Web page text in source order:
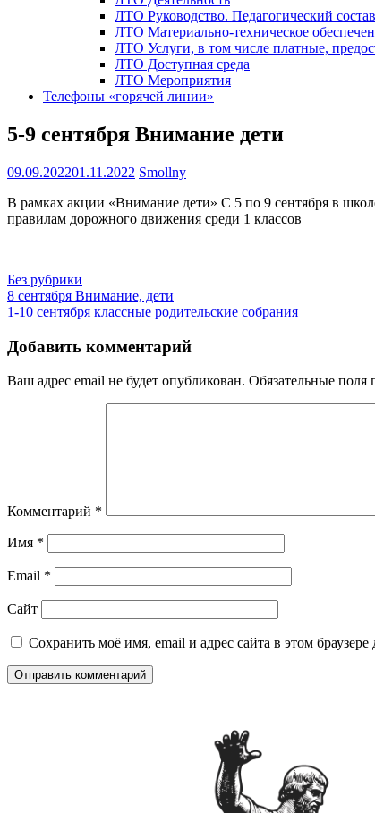
ЛТО Руководство. Педагогический состав
ЛТО Материально-техническое
ЛТО Услуги, в том числе платные,
ЛТО Доступная среда
ЛТО Мероприятия
Телефоны «горячей линии»
5-9 сентября Внимание дети
09.09.202201.11.2022 Smollny
В рамках акции «Внимание дети» С 5 по 9 сентября в
правилам дорожного движения среди 1 классов
Без рубрики
Навигация
по
записям
8 сентября Внимание, дети
1-10 сентября классные родительские собрания
Добавить комментарий
Ваш адрес email не будет опубликован. Обязательные поля
Комментарий *
Имя *
Email *
Сайт
Сохранить моё имя, email и адрес сайта в этом